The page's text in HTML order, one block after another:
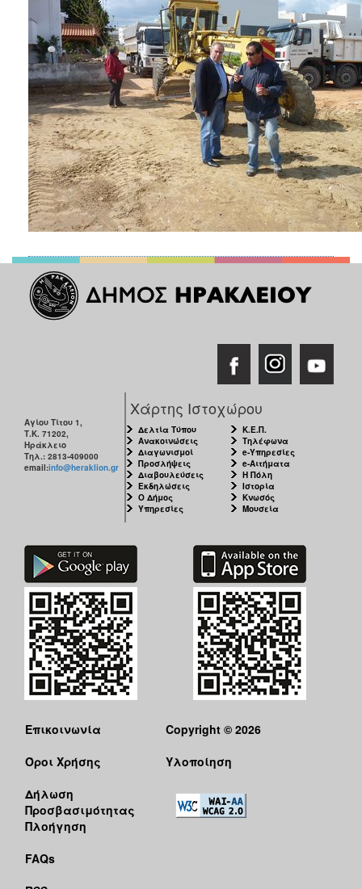
Αγίου Τίτου 1,
Τ.Κ. 71202,
Ηράκλειο
Τηλ.: 2813-409000
email:info@heraklion.gr
Χάρτης Ιστοχώρου
Δελτία Τύπου
Ανακοινώσεις
Διαγωνισμοί
Προσλήψεις
Διαβουλεύσεις
Εκδηλώσεις
Ο Δήμος
Υπηρεσίες
Κ.Ε.Π.
Τηλέφωνα
e-Υπηρεσίες
e-Αιτήματα
Η Πόλη
Ιστορία
Κνωσός
Μουσεία
Επικοινωνία
Όροι Χρήσης
Δήλωση
Προσβασιμότητας
Πλοήγηση
FAQs
Copyright © 2026
Υλοποίηση